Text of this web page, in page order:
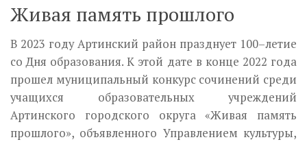
Живая память прошлого
В 2023 году Артинский район празднует 100–летие
со Дня образования. К этой дате в конце 2022 года
прошел муниципальный конкурс сочинений среди
учащихся образовательных учреждений
Артинского городского округа «Живая память
прошлого», объявленного Управлением культуры,